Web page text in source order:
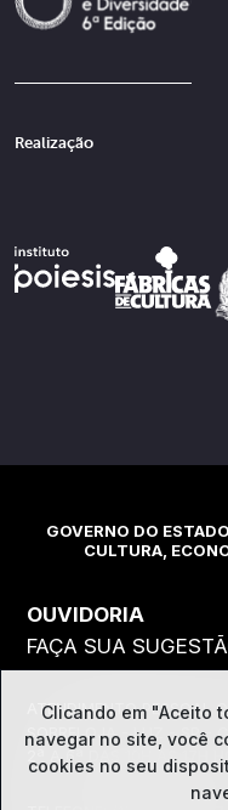
Realização
GOVERNO DO
CULTURA,
OUVIDORIA
FAÇA SUA
ATENDIMENTO PESSOAL
SOBRELOJA - LUZ - SP -
2ª A 6ª DAS 10H ÀS 17H
Clicando em "Aceito
navegar no site, você
cookies no seu